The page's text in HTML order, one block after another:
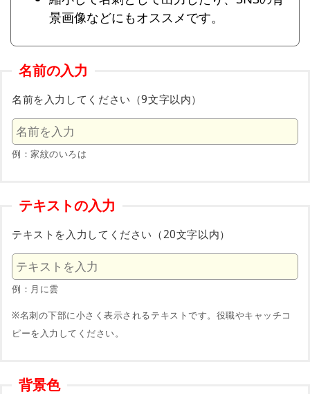
景画像などにもオススメです。
名前の入力
名前を入力してください（9文字以内）
例：家紋のいろは
テキストの入力
テキストを入力してください（20文字以内）
例：月に雲
※名刺の下部に小さく表示されるテキストです。役職やキャッチコ
ピーを入力してください。
背景色